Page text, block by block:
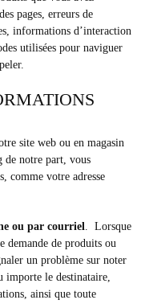
pages, erreurs de
informations d’interaction
utilisées pour naviguer
site web ou en magasin
de notre part, vous
comme votre adresse
ou par courriel. Lorsque
demande de produits ou
un problème sur noter
importe le destinataire,
ainsi que toute